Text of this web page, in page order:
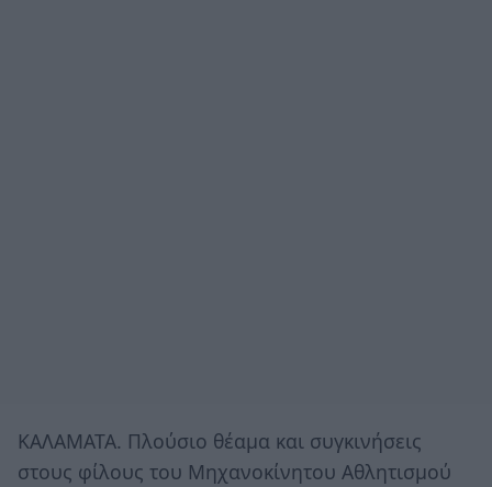
ΚΑΛΑΜΑΤΑ. Πλούσιο θέαμα και συγκινήσεις
στους φίλους του Μηχανοκίνητου Αθλητισμού